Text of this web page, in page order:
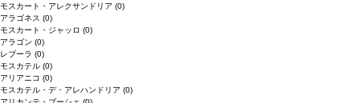
モスカート・アレクサンドリア (0)
アラゴネス (0)
モスカート・ジャッロ (0)
アラゴン (0)
レブーラ (0)
モスカテル (0)
アリアニコ (0)
モスカテル・デ・アレハンドリア (0)